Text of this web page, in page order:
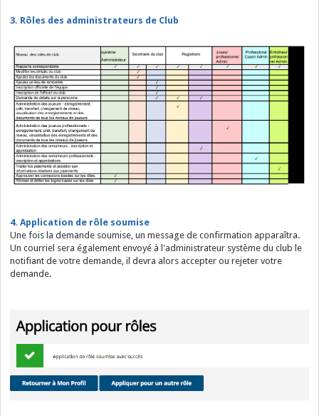
3. Rôles des administrateurs de Club
4. Application de rôle soumise
Une fois la demande soumise, un message de confirmation apparaîtra.
Un courriel sera également envoyé à l'administrateur système du club le
notifiant de votre demande, il devra alors accepter ou rejeter votre
demande.